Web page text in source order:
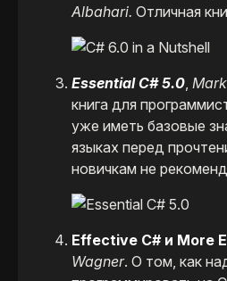
Albahari. Отличная
Essential C# 5.0
книга для
уже иметь базовые
языках перед
новичкам не
Effective C# и More
Wagner. О том, как